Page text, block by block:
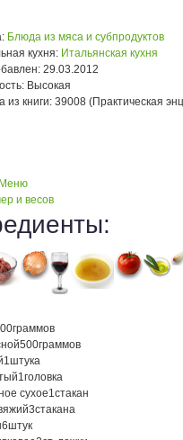
Блюда из мяса и субпродуктов
кухня: Итальянская кухня
29.03.2012
Высокая
из книги: 39008 (Практическая
и весов
граммов
500граммов
1штука
1головка
сухое1стакан
3стакана
6штук